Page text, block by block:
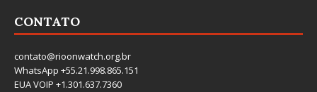
CONTATO
contato@rioonwatch.org.br
WhatsApp +55.21.998.865.151
EUA VOIP +1.301.637.7360